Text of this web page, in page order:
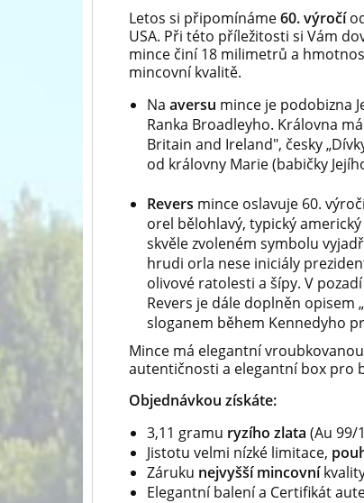
Letos si připomínáme60. výročí
USA. Při této příležitosti si Vám
mince činí 18 milimetrů a
mincovní kvalitě.
Na aversu mince je podobizna
Ranka Broadleyho. Královna
Britain and Ireland", česky
od královny Marie (babičky
Revers mince oslavuje 60.
orel bělohlavý, typický
skvěle zvoleném symbolu
hrudi orla nese iniciály
olivové ratolesti a šípy. V
Revers je dále doplněn opisem
sloganem během Kennedyho
Mince má elegantní
autentičnosti a elegantní box pro
Objednávkou získáte:
3,11 gramu ryzího zlata (Au 99/
Jistotu velmi nízké limitace,
Záruku nejvyšší mincovní
Elegantní balení a Certifikát